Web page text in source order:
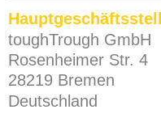
toughTrough GmbH
Rosenheimer Str. 4
28219 Bremen
Deutschland